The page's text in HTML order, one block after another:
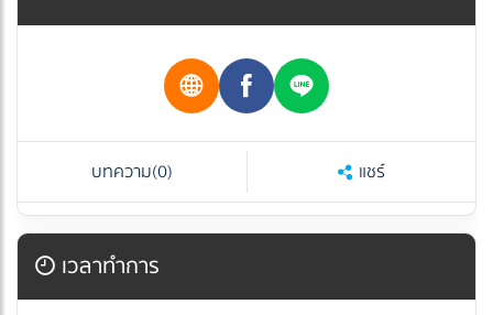
บทความ(0) แชร์
เวลาทำการ